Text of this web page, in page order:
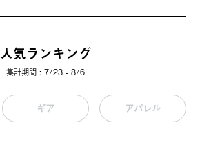
人気ランキング
集計期間 : 7/23 - 8/6
ギア アパレル